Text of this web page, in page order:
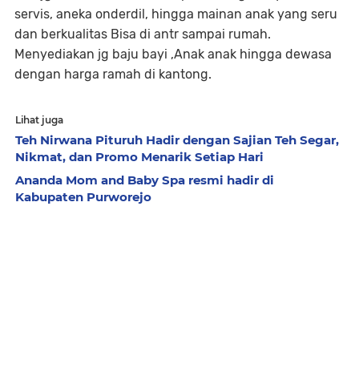
servis, aneka onderdil, hingga mainan anak yang seru
dan berkualitas Bisa di antr sampai rumah.
Menyediakan jg baju bayi ,Anak anak hingga dewasa
dengan harga ramah di kantong.
Lihat juga
Teh Nirwana Pituruh Hadir dengan Sajian Teh Segar,
Nikmat, dan Promo Menarik Setiap Hari
Ananda Mom and Baby Spa resmi hadir di
Kabupaten Purworejo